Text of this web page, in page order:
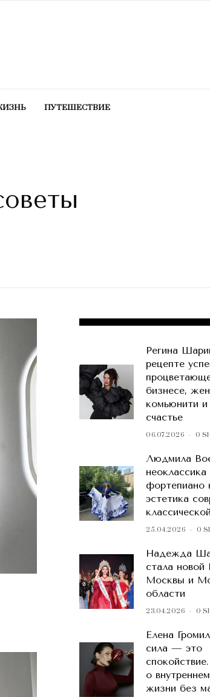
ПУТЕШЕСТВИЕ
Регина
рецепте
бизнесе,
комьюнити
счастье
06.07.2026 0
Людмила
неоклассика
фортепиано
эстетика
25.04.2026 0
Надежда
стала новой
Москвы и
области
23.04.2026 0
Елена
сила — это
о
жизни без